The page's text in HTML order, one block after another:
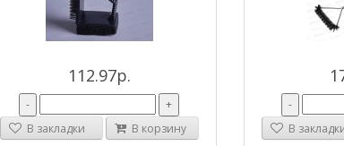
112.97р.
-
+
В закладки
В корзину
-
В